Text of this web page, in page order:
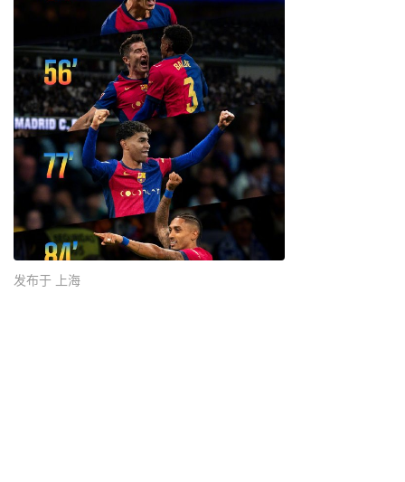
发布于 上海